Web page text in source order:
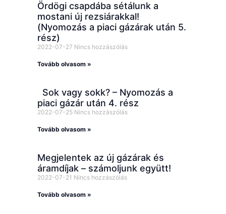
Ördögi csapdába sétálunk a
mostani új rezsiárakkal!
(Nyomozás a piaci gázárak után 5.
rész)
2022-07-27 Nincs hozzászólás
Tovább olvasom »
Sok vagy sokk? – Nyomozás a
piaci gázár után 4. rész
2022-07-25 Nincs hozzászólás
Tovább olvasom »
Megjelentek az új gázárak és
áramdíjak – számoljunk együtt!
2022-07-21 Nincs hozzászólás
Tovább olvasom »